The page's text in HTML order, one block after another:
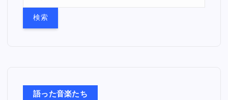
語った音楽たち